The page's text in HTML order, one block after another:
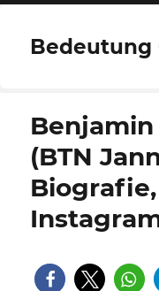
Bedeutung
(BTN